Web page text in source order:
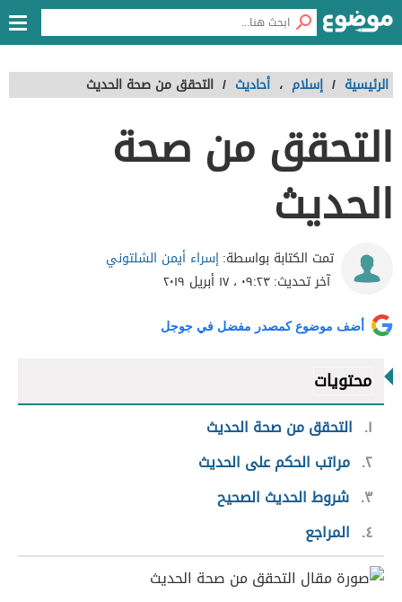
الرئيسية / إسلام ، أحاديث / التحقق من صحة الحديث
التحقق من صحة
الحديث
تمت الكتابة بواسطة:إسراء أيمن الشلتوني
آخر تحديث:٠٩:٢٣ ، ١٧ أبريل ٢٠١٩
أضف موضوع كمصدر مفضل في جوجل
محتويات
١
التحقق من صحة الحديث
٢ مراتب الحكم على الحديث
٣ شروط الحديث الصحيح
٤
المراجع